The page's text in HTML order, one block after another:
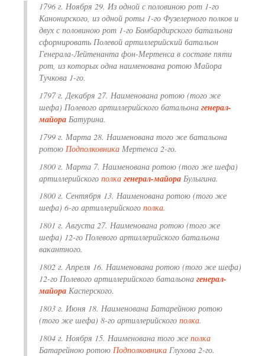
1796 г. Ноября 29. Из одной с половиною рот 1-го
Канонирского, из одной роты 1-го Фузелерного полков и
двух с половиною рот 1-го Бомбардирского батальона
сформировать Полевой артиллерийский батальон
Генерала-Лейтенанта фон-Мертенса в составе пяти
рот, из которых одна наименована ротою Майора
Тучкова 1-го.
1797 г. Декабря 27. Наименована ротою (того же
шефа) Полевого артиллерийского батальона генерал-
майора Батурина.
1799 г. Марта 28. Наименована того же батальона
ротою Подполковника Мертенса 2-го.
1800 г. Марта 7. Наименована ротою (того же шефа)
артиллерийского полка генерал-майора Булыгина.
1800 г. Сентября 13. Наименована ротою (того же
шефа) 6-го артиллерийского полка.
1801 г. Августа 27. Наименована ротою (того же
шефа) 12-го Полевого артиллерийского батальона
вакантного.
1802 г. Апреля 16. Наименована ротою (того же шефа)
12-го Полевого артиллерийского батальона генерал-
майора Касперского.
1803 г. Июня 18. Наименована Батарейною ротою
(того же шефа) 8-го артиллерийского полка.
1804 г. Ноября 15. Наименована того же полка
Батарейною ротою Подполковника Глухова 2-го.